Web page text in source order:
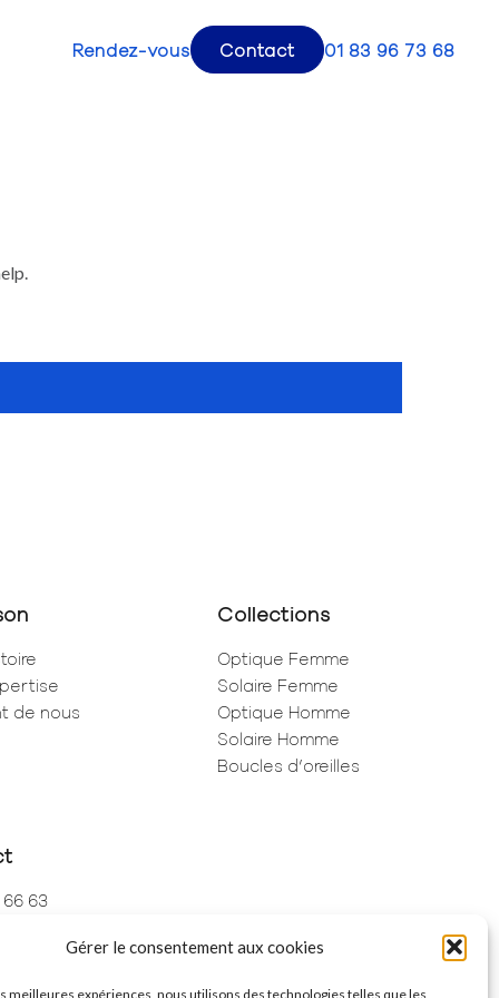
Gérer le consentement aux cookies
meilleures expériences, nous utilisons des technologies telles que les
Rendez-vous Contact 01 83 96 73 68
de nous
Collections
Optique Femme
Solaire Femme
Optique Homme
Solaire Homme
Boucles d’oreilles
63
Rivoli